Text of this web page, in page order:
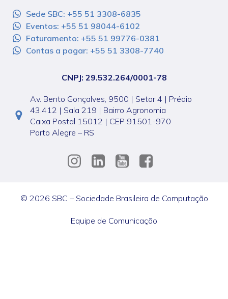
Sede SBC: +55 51 3308-6835
Eventos: +55 51 98044-6102
Faturamento: +55 51 99776-0381
Contas a pagar: +55 51 3308-7740
CNPJ: 29.532.264/0001-78
Av. Bento Gonçalves, 9500 | Setor 4 | Prédio
43.412 | Sala 219 | Bairro Agronomia
Caixa Postal 15012 | CEP 91501-970
Porto Alegre – RS
© 2026 SBC – Sociedade Brasileira de Computação
Equipe de Comunicação